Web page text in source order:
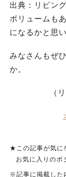
出典：リビン
ボリュームも
になるかと思い
みなさんもぜ
か。
（
★この記事が気に
お気に入りのボ
※記事に掲載した